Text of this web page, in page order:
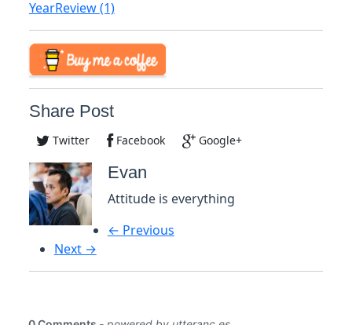
YearReview(1)
Share Post
Twitter Facebook Google+
Evan
Attitude is everything
← Previous
Next →